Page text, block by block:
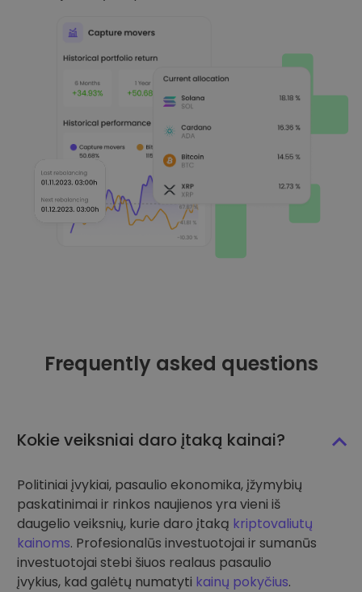
Frequently asked questions
Kokie veiksniai daro įtaką kainai?
Politiniai įvykiai, pasaulio ekonomika, įžymybių
paskatinimai ir rinkos naujienos yra vieni iš
daugelio veiksnių, kurie daro įtaką kriptovaliutų
kainoms. Profesionalūs investuotojai ir sumanūs
investuotojai stebi šiuos realaus pasaulio
įvykius, kad galėtų numatyti kainų pokyčius.